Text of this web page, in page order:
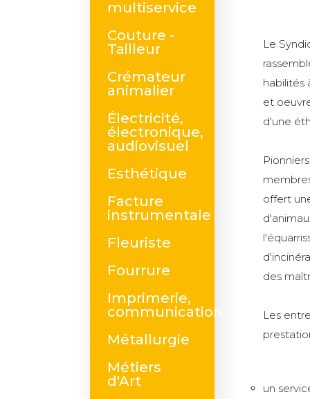
multiservice
Couture -
Tailleur
Crémateur
animalier
Électricité,
électronique,
audiovisuel
Esthétique
Facture
instrumentale
Fleuriste
Fourrure
Imprimerie,
communication
Métallurgie
Métiers
d'Art
Le
habilités
et
d'une
offert
des
Les
un